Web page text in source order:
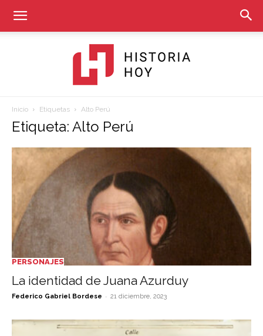
Inicio Etiquetas Alto Perú
Etiqueta: Alto Perú
PERSONAJES
La identidad de Juana Azurduy
Federico Gabriel Bordese - 21 diciembre, 2023